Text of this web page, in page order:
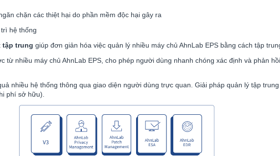
chặn các thiệt hại do phần mềm độc hại gây ra
hệ thống
tập trung giúp đơn giản hóa việc quản lý nhiều máy chủ AhnLab EPS bằng cách tập
từ nhiều máy chủ AhnLab EPS, cho phép người dùng nhanh chóng xác định và phản
nhiều hệ thống thông qua giao diện người dùng trực quan. Giải pháp quản lý tập
phí sở hữu).